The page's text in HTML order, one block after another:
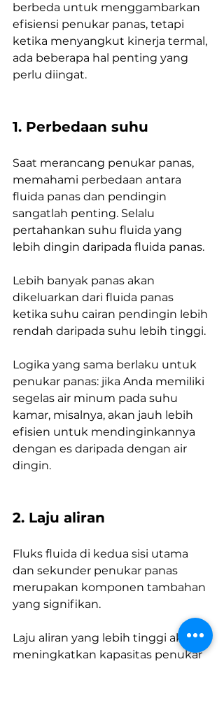
berbeda untuk menggambarkan
efisiensi penukar panas, tetapi
ketika menyangkut kinerja termal,
ada beberapa hal penting yang
perlu diingat.
1. Perbedaan suhu
Saat merancang penukar panas,
memahami perbedaan antara
fluida panas dan pendingin
sangatlah penting. Selalu
pertahankan suhu fluida yang
lebih dingin daripada fluida panas.
Lebih banyak panas akan
dikeluarkan dari fluida panas
ketika suhu cairan pendingin lebih
rendah daripada suhu lebih tinggi.
Logika yang sama berlaku untuk
penukar panas: jika Anda memiliki
segelas air minum pada suhu
kamar, misalnya, akan jauh lebih
efisien untuk mendinginkannya
dengan es daripada dengan air
dingin.
2. Laju aliran
Fluks fluida di kedua sisi utama
dan sekunder penukar panas
merupakan komponen tambahan
yang signifikan.
Laju aliran yang lebih tinggi akan
meningkatkan kapasitas penukar